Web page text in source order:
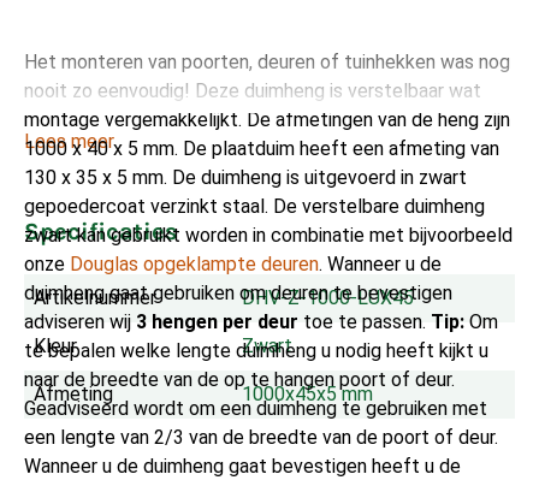
Het monteren van poorten, deuren of tuinhekken was nog
nooit zo eenvoudig! Deze duimheng is verstelbaar wat
montage vergemakkelijkt. De afmetingen van de heng zijn
1000 x 40 x 5 mm. De plaatduim heeft een afmeting van
130 x 35 x 5 mm. De duimheng is uitgevoerd in zwart
gepoedercoat verzinkt staal. De verstelbare duimheng
zwart kan gebruikt worden in combinatie met bijvoorbeeld
onze Douglas opgeklampte deuren. Wanneer u de
duimheng gaat gebruiken om deuren te bevestigen
adviseren wij 3 hengen per deur toe te passen. Tip: Om
te bepalen welke lengte duimheng u nodig heeft kijkt u
naar de breedte van de op te hangen poort of deur.
Geadviseerd wordt om een duimheng te gebruiken met
een lengte van 2/3 van de breedte van de poort of deur.
Wanneer u de duimheng gaat bevestigen heeft u de
Lees meer
Specificaties
Artikelnummer DHV-Z-1000-LUX45
Kleur Zwart
Afmeting 1000x45x5 mm